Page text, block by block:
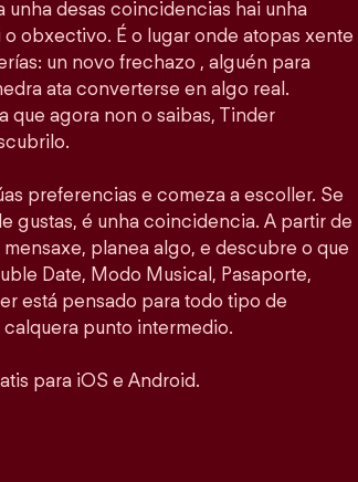
unha desas coincidencias hai unha
obxectivo. É o lugar onde atopas xente
un novo frechazo , alguén para
ata converterse en algo real.
que agora non o saibas, Tinder
preferencias e comeza a escoller. Se
gustas, é unha coincidencia. A partir de
mensaxe, planea algo, e descubre o que
Date, Modo Musical, Pasaporte,
está pensado para todo tipo de
punto intermedio.
para iOS e Android.